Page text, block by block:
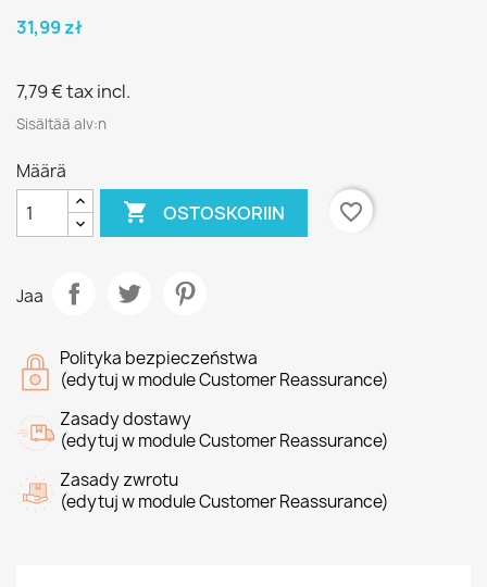
31,99 zł
7,79 €tax incl.
Sisältää alv:n
Määrä
 OSTOSKORIIN favorite_border
Jaa
Polityka bezpieczeństwa
(edytuj w module Customer Reassurance)
Zasady dostawy
(edytuj w module Customer Reassurance)
Zasady zwrotu
(edytuj w module Customer Reassurance)